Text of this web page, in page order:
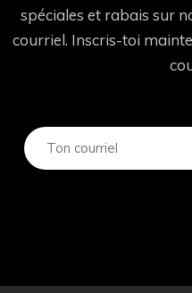
spéciales et rabais sur
courriel. Inscris-toi